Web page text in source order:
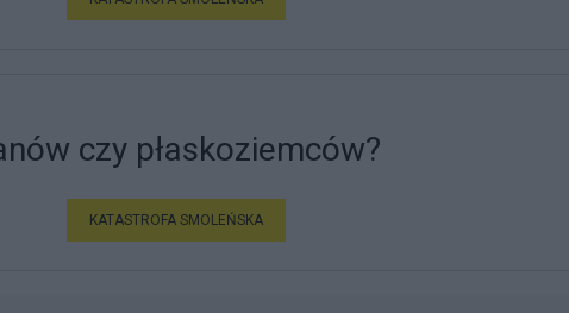
czy płaskoziemców?
KATASTROFA SMOLEŃSKA